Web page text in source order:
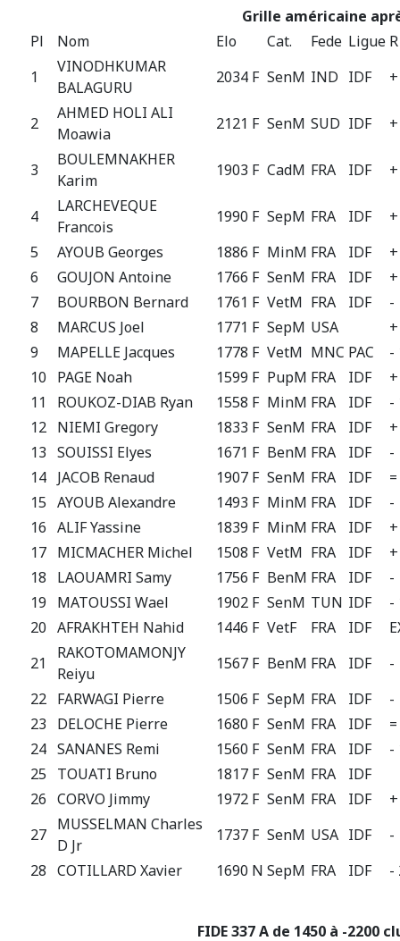
Grille américaine
Pl
Nom Elo Cat. Fede Ligue
1
VINODHKUMAR
BALAGURU
2034 F SenM IND IDF
2
AHMED HOLI ALI
Moawia
2121 F SenM SUD IDF
3
BOULEMNAKHER
Karim
1903 F CadM FRA IDF
4
LARCHEVEQUE
Francois
1990 F SepM FRA IDF
5
AYOUB Georges 1886 F MinM FRA IDF
6
GOUJON Antoine 1766 F SenM FRA IDF
7
BOURBON Bernard 1761 F VetM FRA IDF
-
8
MARCUS Joel 1771 F SepM USA
9
MAPELLE Jacques 1778 F VetM MNC PAC
-
10
PAGE Noah 1599 F PupM FRA IDF
11
ROUKOZ-DIAB Ryan 1558 F MinM FRA IDF
-
12 NIEMI Gregory 1833 F SenM FRA IDF
13 SOUISSI Elyes 1671 F BenM FRA IDF
-
14 JACOB Renaud 1907 F SenM FRA IDF
15 AYOUB Alexandre 1493 F MinM FRA IDF
-
16 ALIF Yassine 1839 F MinM FRA IDF
17 MICMACHER Michel 1508 F VetM FRA IDF
18
LAOUAMRI Samy 1756 F BenM FRA IDF
-
19
MATOUSSI Wael 1902 F SenM TUN IDF
-
20 AFRAKHTEH Nahid 1446 F VetF FRA IDF
21
RAKOTOMAMONJY
Reiyu
1567 F BenM FRA IDF
-
22 FARWAGI Pierre 1506 F SepM FRA IDF
-
23
DELOCHE Pierre 1680 F SenM FRA IDF
24 SANANES Remi 1560 F SenM FRA IDF
-
25
TOUATI Bruno 1817 F SenM FRA
IDF
26 CORVO Jimmy 1972 F SenM FRA IDF
27
MUSSELMAN Charles
D Jr
1737 F SenM USA IDF
-
28 COTILLARD Xavier 1690 N SepM FRA IDF -
FIDE 337 A de 1450 à -2200